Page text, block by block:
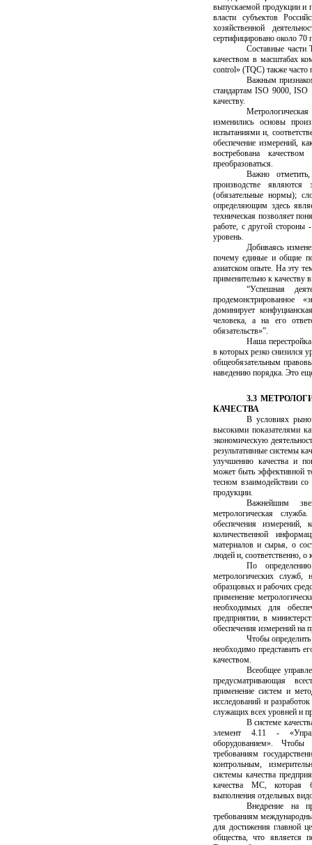
выпускаемой продукции и
власти субъектов
хозяйственной
сертифицировано около 70
Составные части
качеством в масштабах
control» (TQC) также часто
Важным
стандартам ISO 9000,
качеству.
изменились основы
испытаниями и,
обеспечение измерений,
востребована
преобразоваться.
Важно
производстве
(обязательные нормы);
определяющим здесь
техническая позволяет
работе, с другой стороны
уровень.
Добиваясь
почему единые и общие
азиатском опыте. На эту
применительно к качеству
“Успешная
продемонстрированное
доминирует
человека, а на его
обязательств»”.
Наша
в которых резко снизился
общеобязательным
наведению порядка. Это
3.3
КАЧЕСТВА
В условиях
высокими показателями
экономическую
результативные системы
улучшению качества и
может быть эффективной
тесном взаимодействии
продукции.
Важнейшим
метрологическая
обеспечения измерений,
количественной
материалов и сырья, о
людей и, соответственно, о
По определению
метрологических служб,
образцовых и рабочих
применение
необходимых для
предприятии, в
обеспечения измерений на
Чтобы
необходимо представить
качеством.
Всеобщее
предусматривающая
применение систем и
исследований и
служащих всех уровней и
В системе
элемент 4.11 -
оборудованием». Чтобы
требованиям
контрольным,
системы качества
качества МС, которая
выполнения отдельных
Внедрение на
требованиям
для достижения главной
общества, что является